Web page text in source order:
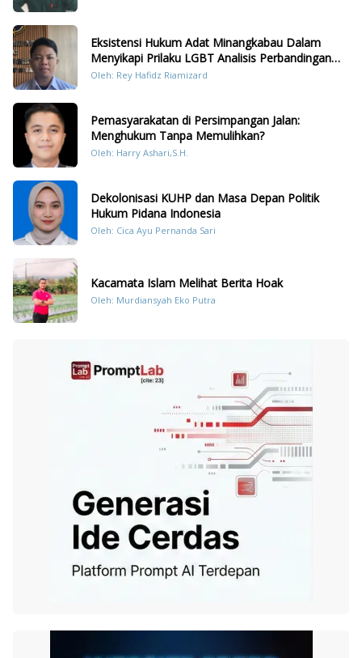
Eksistensi Hukum Adat Minangkabau Dalam
Menyikapi Prilaku LGBT Analisis Perbandingan
Dengan Hukum Pidana
Oleh: Rey Hafidz Riamizard
Pemasyarakatan di Persimpangan Jalan:
Menghukum Tanpa Memulihkan?
Oleh: Harry Ashari,S.H.
Dekolonisasi KUHP dan Masa Depan Politik
Hukum Pidana Indonesia
Oleh: Cica Ayu Pernanda Sari
Kacamata Islam Melihat Berita Hoak
Oleh: Murdiansyah Eko Putra